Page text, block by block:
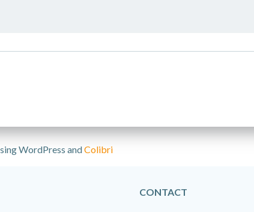
WordPress andColibri
CONTACT